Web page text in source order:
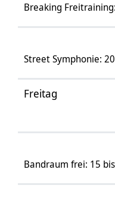
Breaking
Street Symphonie:
Freitag
Bandraum frei: 15